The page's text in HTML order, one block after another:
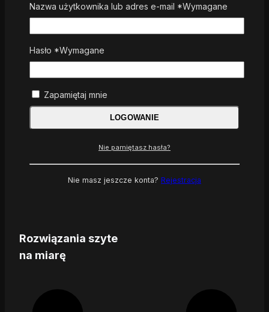
Rozwiązania szyte
na miarę
Nazwa użytkownika lub adres e-mail *Wymagane
Hasło *Wymagane
Zapamiętaj mnie
LOGOWANIE
Nie pamiętasz hasła?
Nie masz jeszcze konta? Rejestracja